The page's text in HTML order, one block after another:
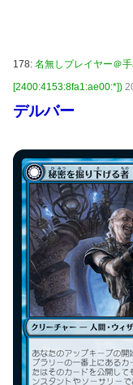
178: 名無しプレイヤー＠
[2400:4153:8fa1:ae00:*])
デルバー